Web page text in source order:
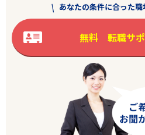
あなたの条件に合った
無料 転職サ